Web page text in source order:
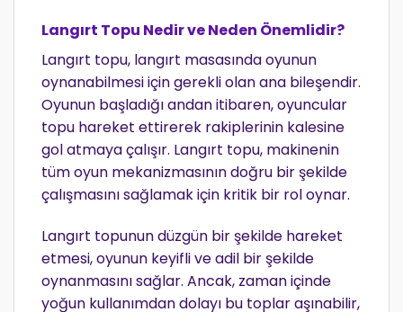
Langırt Topu Nedir ve Neden Önemlidir?
Langırt topu, langırt masasında oyunun
oynanabilmesi için gerekli olan ana bileşendir.
Oyunun başladığı andan itibaren, oyuncular
topu hareket ettirerek rakiplerinin kalesine
gol atmaya çalışır. Langırt topu, makinenin
tüm oyun mekanizmasının doğru bir şekilde
çalışmasını sağlamak için kritik bir rol oynar.
Langırt topunun düzgün bir şekilde hareket
etmesi, oyunun keyifli ve adil bir şekilde
oynanmasını sağlar. Ancak, zaman içinde
yoğun kullanımdan dolayı bu toplar aşınabilir,